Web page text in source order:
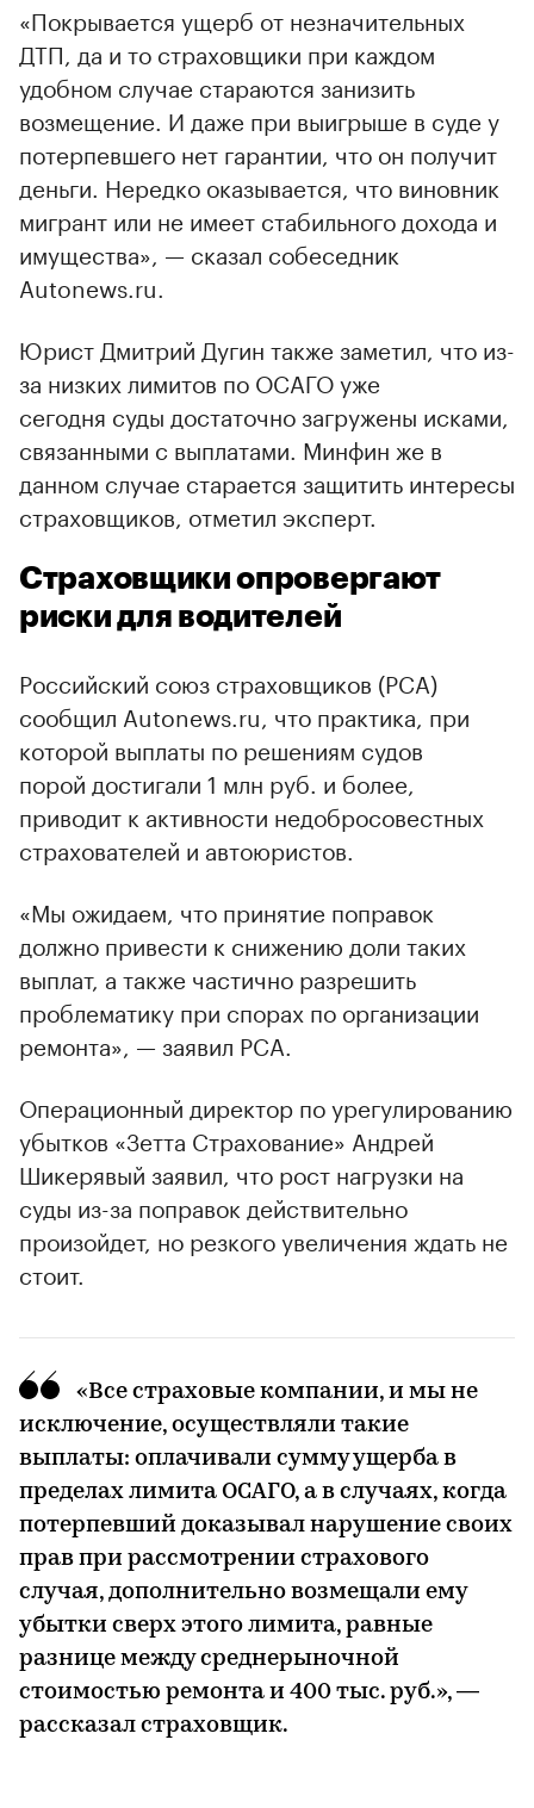
«Покрывается ущерб от незначительных
ДТП, да и то страховщики при каждом
удобном случае стараются занизить
возмещение. И даже при выигрыше в суде у
потерпевшего нет гарантии, что он получит
деньги. Нередко оказывается, что виновник
мигрант или не имеет стабильного дохода и
имущества», — сказал собеседник
Autonews.ru.
Юрист Дмитрий Дугин также заметил, что из-
за низких лимитов по ОСАГО уже
сегодня суды достаточно загружены исками,
связанными с выплатами. Минфин же в
данном случае старается защитить интересы
страховщиков, отметил эксперт.
Страховщики опровергают
риски для водителей
Российский союз страховщиков (РСА)
сообщил Autonews.ru, что практика, при
которой выплаты по решениям судов
порой достигали 1 млн руб. и более,
приводит к активности недобросовестных
страхователей и автоюристов.
«Мы ожидаем, что принятие поправок
должно привести к снижению доли таких
выплат, а также частично разрешить
проблематику при спорах по организации
ремонта», — заявил РСА.
Операционный директор по урегулированию
убытков «Зетта Страхование» Андрей
Шикерявый заявил, что рост нагрузки на
суды из-за поправок действительно
произойдет, но резкого увеличения ждать не
стоит.
«Все страховые компании, и мы не
исключение, осуществляли такие
выплаты: оплачивали сумму ущерба в
пределах лимита ОСАГО, а в случаях, когда
потерпевший доказывал нарушение своих
прав при рассмотрении страхового
случая, дополнительно возмещали ему
убытки сверх этого лимита, равные
разнице между среднерыночной
стоимостью ремонта и 400 тыс. руб.», —
рассказал страховщик.